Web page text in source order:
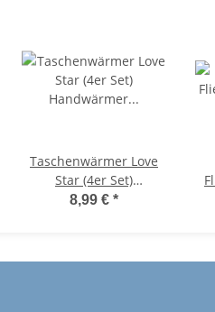
Taschenwärmer Love
Star (4er Set)
Handwärmer
8,99 € *